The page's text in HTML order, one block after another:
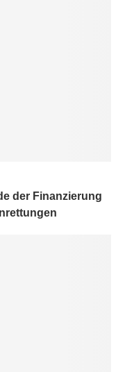
der Finanzierung